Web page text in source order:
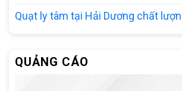
Quạt ly tâm tại Hải Dương chất
QUẢNG CÁO